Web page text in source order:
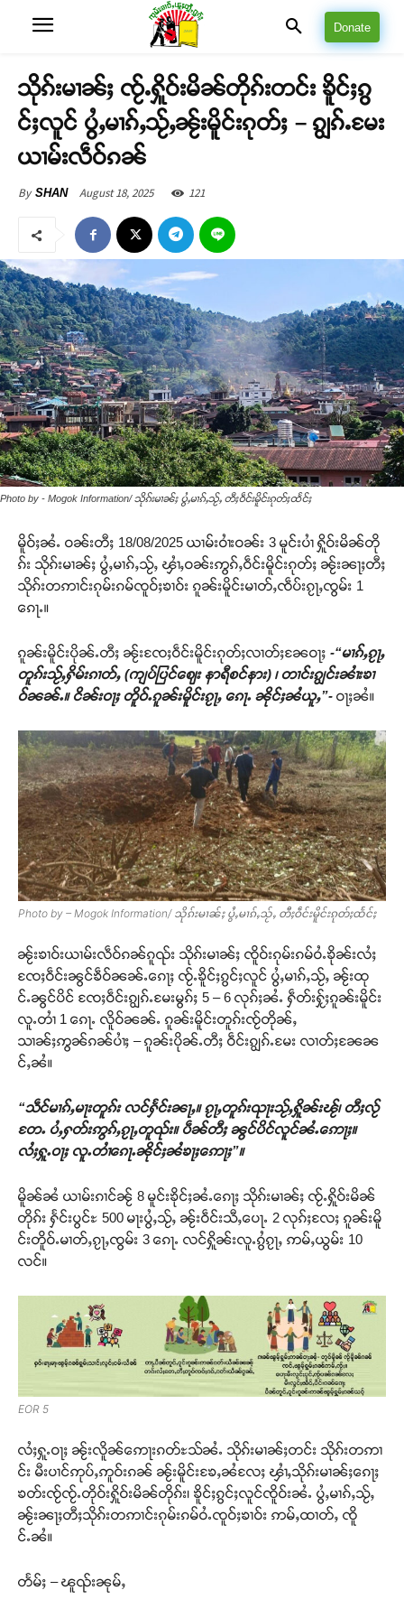
Donate
သိုၵ်းမၢၼ်ႈ ၸႂ်ႉႁိူဝ်းမိၼ်တိုၵ်းတင်း ၶိူင်ႈၵွ
င်ႈလူင် ပွႆႇမၢၵ်ႇသႂ်ႇၼႂ်းမိူင်းၵုတ်ႈ – ၵျွၵ်ႉမႄး
ယၢမ်းလဵဝ်ၵၼ်
By SHAN August 18, 2025 121
Photo by - Mogok Information/ သိုၵ်းမၢၼ်ႈ ပွႆႇမၢၵ်ႇသႂ်ႇ တီႈဝဵင်းမိူင်းၵုတ်ႈထႅင်ႈ
မိူဝ်ႈၼႆႉ ဝၼ်းတီႈ 18/08/2025 ယၢမ်းဝၢႆးဝၼ်း 3 မူင်းပၢႆ ႁိူဝ်းမိၼ်တို
ၵ်း သိုၵ်းမၢၼ်ႈ ပွႆႇမၢၵ်ႇသႂ်ႇ ၾၢႆႇဝၼ်းဢွၵ်ႇဝဵင်းမိူင်းၵုတ်ႈ ၼႂ်းၼႃႈတီႈ
သိုၵ်းတဢၢင်းၵုမ်းၵမ်ၸူဝ်ႈၶၢဝ်း ၵူၼ်းမိူင်းမၢတ်ႇၸဵပ်းၵႂႃႇၸွမ်း 1
ၵေႃႉ။
ၵူၼ်းမိူင်းပိုၼ်ႉတီႈ ၼႂ်းၸႄႈဝဵင်းမိူင်းၵုတ်ႈလၢတ်ႈၼႄဝႃႈ -“မၢၵ်ႇၵႂႃႇ
တူၵ်းသႂ်ႇႁိမ်းၵၢတ်ႇ (ကျပ်ပြင်ဈေး နာရီစင်နား) ၊ တၢင်းၵျွင်းၼၢႆးၶၢ
ဝ်ၼၼ်ႉ။ ငိၼ်းဝႃႈ တိူဝ်ႉၵူၼ်းမိူင်းၵႂႃႇ ၵေႃႉ ၼိုင်ႈၼႆယူႇ”- ဝႃႈၼႆ။
Photo by – Mogok Information/ သိုၵ်းမၢၼ်ႈ ပွႆႇမၢၵ်ႇသႂ်ႇ တီႈဝဵင်းမိူင်းၵုတ်ႈထႅင်ႈ
ၼႂ်းၶၢဝ်းယၢမ်းလဵဝ်ၵၼ်ၵူၺ်း သိုၵ်းမၢၼ်ႈ ၸိူဝ်းၵုမ်းၵမ်ဝႆႉၶိုၼ်းလႆႈ
ၸႄႈဝဵင်းၼွင်ၶဵဝ်ၼၼ်ႉၵေႃႈ ၸႂ်ႉၶိူင်ႈၵွင်ႈလူင် ပွႆႇမၢၵ်ႇသႂ်ႇ ၼႂ်းထု
င်ႉၼွင်ပိင် ၸႄႈဝဵင်းၵျွၵ်ႉမႄးမွၵ်ႈ 5 – 6 လုၵ်ႈၼႆႉ ႁဵတ်းႁႂ်ႈၵူၼ်းမိူင်း
လူႉတၢႆ 1 ၵေႃႉ လိူဝ်ၼၼ်ႉ ၵူၼ်းမိူင်းတူၵ်းၸႂ်တိုၼ်ႇ
သၢၼ်ႈဢွၼ်ၵၼ်ပၢႆႈ – ၵူၼ်းပိုၼ်ႉတီႈ ဝဵင်းၵျွၵ်ႉမႄး လၢတ်ႈၼႄၼ
င်ႇၼႆ။
“သဵင်မၢၵ်ႇမႃးတူၵ်း လင်ႁႅင်းၼႃႇ။ ၵႂႃႇတူၵ်းၺႃးသႂ်ႇႁိူၼ်းၽႂ်၊ တီႈလႂ်
တႄႉ ပႆႇႁတ်းဢွၵ်ႇၵႂႃႇတူၺ်း။ ပဵၼ်တီႈ ၼွင်ပိင်လူင်ၼႆႉဢေႃႈ။
လႆႈႁူႉဝႃႈ လူႉတၢႆၵေႃႉၼိုင်ႈၼႆၶႃႈဢေႃႈ”။
မိူၼ်ၼႆ ယၢမ်းၵၢင်ၼႂ် 8 မူင်းၶိုင်ႈၼႆႉၵေႃႈ သိုၵ်းမၢၼ်ႈ ၸႂ်ႉႁိူဝ်းမိၼ်
တိုၵ်း ႁႅင်းပွင်ႊ 500 မႃးပွႆႇသႂ်ႇ ၼႂ်းဝဵင်းသီႇပေႃႉ 2 လုၵ်ႈလႄႈ ၵူၼ်းမိူ
င်းတိူဝ်ႉမၢတ်ႇၵႂႃႇၸွမ်း 3 ၵေႃႉ လင်ႁိူၼ်းလူႉၵွႆၵႂႃႇ ဢမ်ႇယွမ်း 10
လင်။
EOR 5
လႆႈႁူႉဝႃႈ ၼႂ်းလိူၼ်ဢေႃးၵတ်ႊသ်ၼႆႉ သိုၵ်းမၢၼ်ႈတင်း သိုၵ်းတဢၢ
င်း မီးပၢင်ဢုပ်ႇဢူဝ်းၵၼ် ၼႂ်းမိူင်းၶႄႇၼႆလႄႈ ၾၢႆႇသိုၵ်းမၢၼ်ႈၵေႃႈ
ၶတ်းၸႂ်ၸႂ်ႉတိုဝ်းႁိူဝ်းမိၼ်တိုၵ်း၊ ၶိူင်ႈၵွင်ႈလူင်ၸိူဝ်းၼႆႉ ပွႆႇမၢၵ်ႇသႂ်ႇ
ၼႂ်းၼႃႈတီႈသိုၵ်းတဢၢင်းၵုမ်းၵမ်ဝႆႉၸူဝ်ႈၶၢဝ်း ဢမ်ႇထၢတ်ႇ ၸိူ
င်ႉၼႆ။
တႅမ်ႈ – ၽူၺ်းၼုမ်ႇ